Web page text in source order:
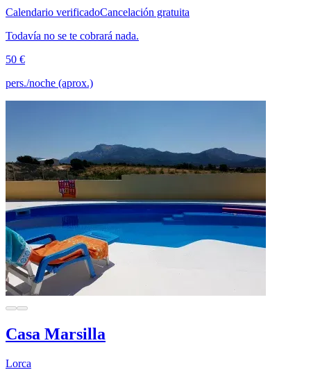
Calendario verificadoCancelación gratuita
Todavía no se te cobrará nada.
50 €
pers./noche (aprox.)
Casa Marsilla
Lorca